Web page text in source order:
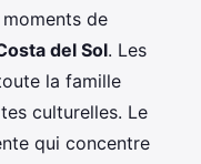
de
del Sol. Les
la famille
culturelles. Le
qui concentre